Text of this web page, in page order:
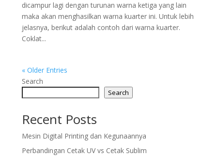
dicampur lagi dengan turunan warna ketiga yang lain
maka akan menghasilkan warna kuarter ini. Untuk lebih
jelasnya, berikut adalah contoh dari warna kuarter.
Coklat...
« Older Entries
Search
Search
Recent Posts
Mesin Digital Printing dan Kegunaannya
Perbandingan Cetak UV vs Cetak Sublim